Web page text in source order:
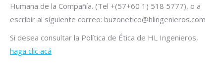
Humana de la Compañía. (Tel +(57+60 1) 518 5777), o a
escribir al siguiente correo: buzonetico@hlingenieros.com
Si desea consultar la Política de Ética de HL Ingenieros,
haga clic acá